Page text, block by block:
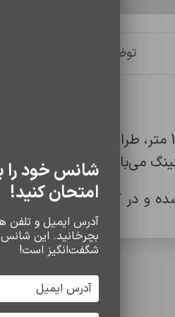
توضیحات
و در کشور ویتنام
سایر
شانس خود را
امتحان کنید!
آدرس ایمیل و تلفن
بچرخانید. این
شگفت‌انگیز است!